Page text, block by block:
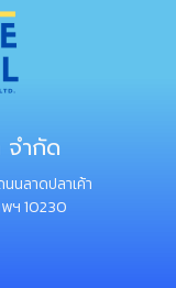
จำกัด
นลาดปลาเค้า
ฯ 10230